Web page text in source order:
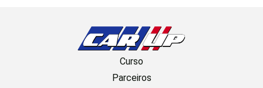
Curso
Parceiros